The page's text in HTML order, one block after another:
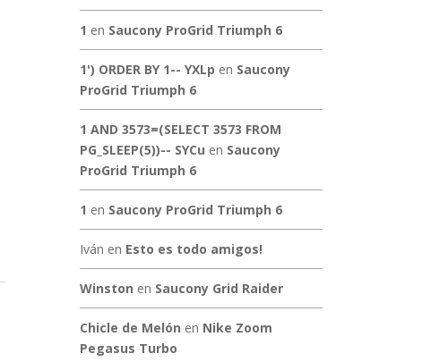
1 en Saucony ProGrid Triumph 6
1') ORDER BY 1-- YXLp en Saucony
ProGrid Triumph 6
1 AND 3573=(SELECT 3573 FROM
PG_SLEEP(5))-- SYCu en Saucony
ProGrid Triumph 6
1 en Saucony ProGrid Triumph 6
Iván en Esto es todo amigos!
Winston en Saucony Grid Raider
Chicle de Melón en Nike Zoom
Pegasus Turbo